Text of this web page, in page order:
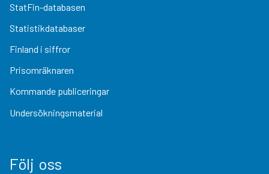
StatFin-databasen
Statistikdatabaser
Finland i siffror
Prisomräknaren
Kommande publiceringar
Undersökningsmaterial
Följ oss